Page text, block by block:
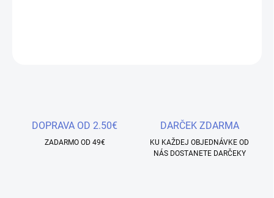
DOPRAVA OD 2.50€
ZADARMO OD 49€
DARČEK ZDARMA
KU KAŽDEJ OBJEDNÁVKE OD
NÁS DOSTANETE DARČEKY